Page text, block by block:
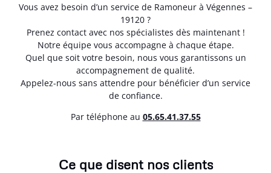
Vous avez besoin d’un service de Ramoneur à Végennes –
19120 ?
Prenez contact avec nos spécialistes dès maintenant !
Notre équipe vous accompagne à chaque étape.
Quel que soit votre besoin, nous vous garantissons un
accompagnement de qualité.
Appelez-nous sans attendre pour bénéficier d’un service
de confiance.
Par téléphone au 05.65.41.37.55
Ce que disent nos clients